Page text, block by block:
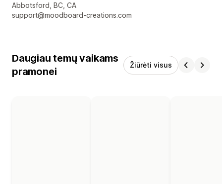
Kūrėjo kontaktiniai duomenys
Abbotsford, BC, CA
support@moodboard-creations.com
Daugiau temų vaikams
pramonei
Žiūrėti visus